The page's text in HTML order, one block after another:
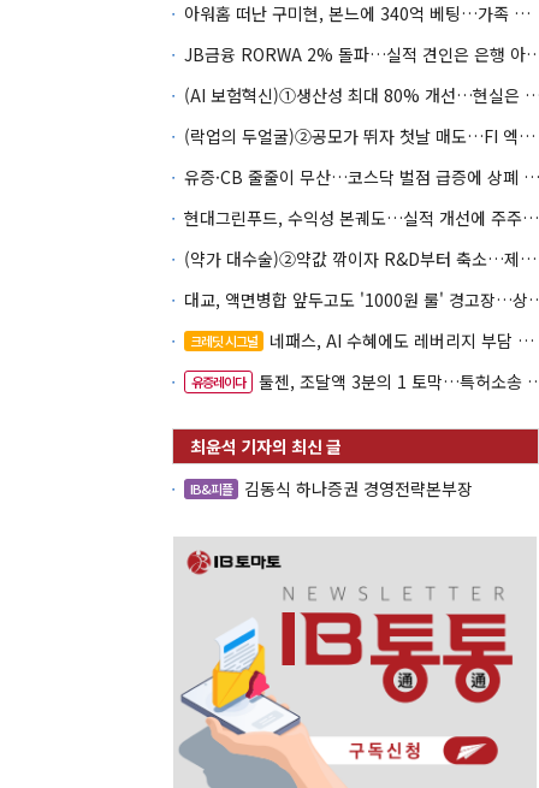
아워홈 떠난 구미현, 본느에 340억 베팅…가족 지배체제 구축
JB금융 RORWA 2% 돌파…실
(AI 보험혁신)①생산성 최대 80%
(락업의 두얼굴)②공모가 뛰자 첫날 매도…FI 엑시트 전략 갈렸다
유증·CB 줄줄이 무산…코스닥 벌점 급증에 상폐 압박
현대그린푸드, 수익성 본궤도…실적 개선에 주주환원까지
(약가 대수술)②약값 깎이자 R&D부터 축소…제약업계 비상경영 돌입
대교, 액면병합 앞두고
크레딧 시그널 네패스, AI 수혜에도 레버리지 부담 여전
유증레이다 툴젠, 조달액 3분의 1 토막…특허소송 비용부터 챙긴다
IB&피플 김동식 하나증권 경영전략본부장